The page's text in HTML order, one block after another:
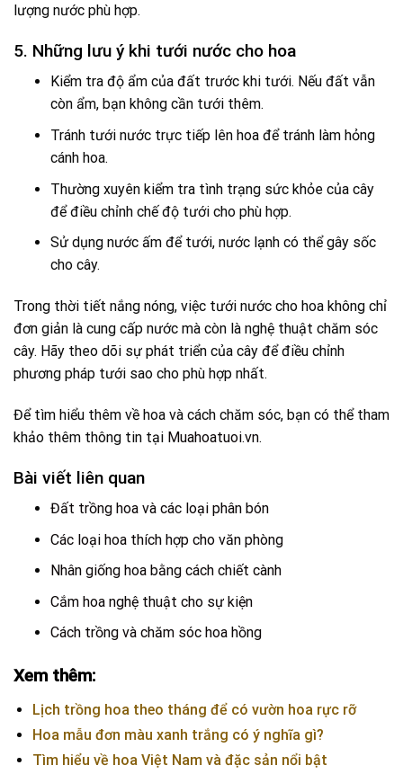
lượng nước phù hợp.
5. Những lưu ý khi tưới nước cho hoa
Kiểm tra độ ẩm của đất trước khi tưới. Nếu đất vẫn
còn ẩm, bạn không cần tưới thêm.
Tránh tưới nước trực tiếp lên hoa để tránh làm hỏng
cánh hoa.
Thường xuyên kiểm tra tình trạng sức khỏe của cây
để điều chỉnh chế độ tưới cho phù hợp.
Sử dụng nước ấm để tưới, nước lạnh có thể gây sốc
cho cây.
Trong thời tiết nắng nóng, việc tưới nước cho hoa không chỉ
đơn giản là cung cấp nước mà còn là nghệ thuật chăm sóc
cây. Hãy theo dõi sự phát triển của cây để điều chỉnh
phương pháp tưới sao cho phù hợp nhất.
Để tìm hiểu thêm về hoa và cách chăm sóc, bạn có thể tham
khảo thêm thông tin tại Muahoatuoi.vn.
Bài viết liên quan
Đất trồng hoa và các loại phân bón
Các loại hoa thích hợp cho văn phòng
Nhân giống hoa bằng cách chiết cành
Cắm hoa nghệ thuật cho sự kiện
Cách trồng và chăm sóc hoa hồng
Xem thêm:
Lịch trồng hoa theo tháng để có vườn hoa rực rỡ
Hoa mẫu đơn màu xanh trắng có ý nghĩa gì?
Tìm hiểu về hoa Việt Nam và đặc sản nổi bật